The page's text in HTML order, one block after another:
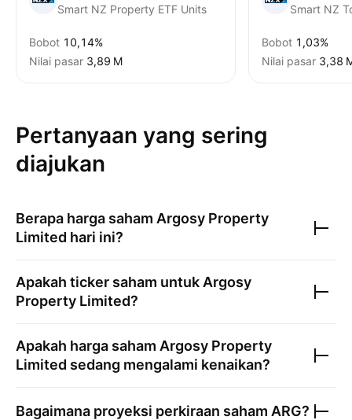
Smart NZ Property ETF Units
Bobot 10,14%
Nilai pasar ‪3,89 M‬
Smart NZ
Bobot 1,03%
Nilai pasar ‪3,38
Pertanyaan yang sering
diajukan
Berapa harga saham Argosy Property
Limited hari ini?
Apakah ticker saham untuk Argosy
Property Limited?
Apakah harga saham Argosy Property
Limited sedang mengalami kenaikan?
Bagaimana proyeksi perkiraan saham ARG?